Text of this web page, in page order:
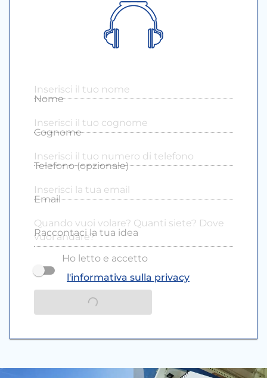
Nome
Cognome
Telefono (opzionale)
Email
Raccontaci la tua idea
Ho letto e accetto
l'informativa sulla privacy
INVIA LA RICHIESTA